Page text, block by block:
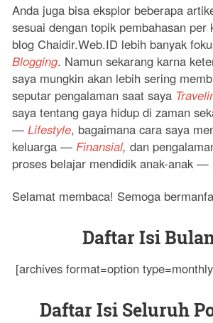
Anda juga bisa eksplor beberapa
sesuai dengan topik pembahasan per
blog Chaidir.Web.ID lebih banyak
Blogging. Namun sekarang karna
saya mungkin akan lebih sering
seputar pengalaman saat saya
saya tentang gaya hidup di zaman
— Lifestyle, bagaimana cara saya
keluarga — Finansial, dan
proses belajar mendidik anak-anak —
Selamat membaca! Semoga
Daftar Isi
[archives format=option
Daftar Isi Seluruh